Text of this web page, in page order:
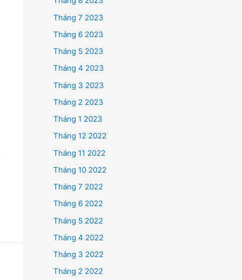
Tháng 7 2023
Tháng 6 2023
Tháng 5 2023
Tháng 4 2023
Tháng 3 2023
Tháng 2 2023
Tháng 1 2023
Tháng 12 2022
Tháng 11 2022
Tháng 10 2022
Tháng 7 2022
Tháng 6 2022
Tháng 5 2022
Tháng 4 2022
Tháng 3 2022
Tháng 2 2022